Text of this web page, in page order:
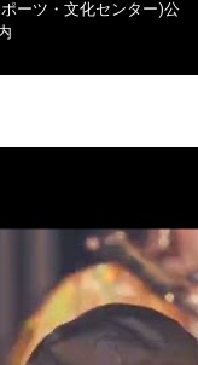
ーツ・文化センター)公
30th」ドキュメンタリ
のオールナイトニッポ